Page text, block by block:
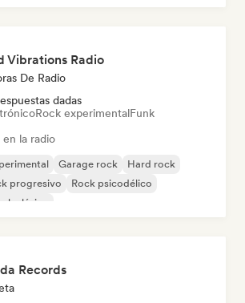
Vibrations Radio
De Radio
dadas
Rock experimentalFunk
en la radio
Garage rock
Hard rock
progresivo
Rock psicodélico
clásico
Records